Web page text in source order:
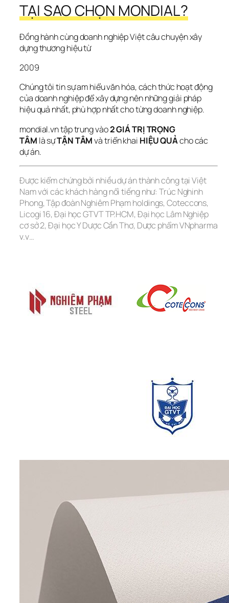
TẠI SAO CHỌN MONDIAL?
Đồng hành cùng doanh nghiệp Việt câu chuyện xây
dựng thương hiệu từ
2009
Chúng tôi tin sự am hiểu văn hóa, cách thức hoạt động
của doanh nghiệp để xây dựng nên những giải pháp
hiệu quả nhất, phù hợp nhất cho từng doanh nghiệp.
mondial.vn tập trung vào 2 GIÁ TRỊ TRỌNG
TÂM là sự TẬN TÂM và triển khai HIỆU QUẢ cho các
dự án.
Được kiểm chứng bởi nhiều dự án thành công tại Việt
Nam với các khách hàng nổi tiếng như: Trúc Nghinh
Phong, Tập đoàn Nghiêm Phạm holdings, Coteccons,
Licogi 16, Đại học GTVT TP.HCM, Đại học Lâm Nghiệp
cơ sở 2, Đại học Y Dược Cần Thơ, Dược phẩm VNpharma
v.v…